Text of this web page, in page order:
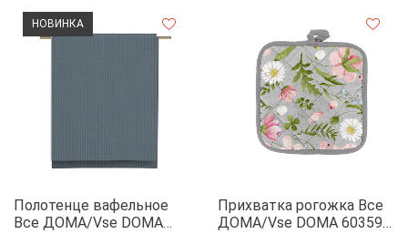
НОВИНКА
Полотенце вафельное
Все ДОМА/Vse DOMA
Прихватка рогожка Все
ДОМА/Vse DOMA 60359-